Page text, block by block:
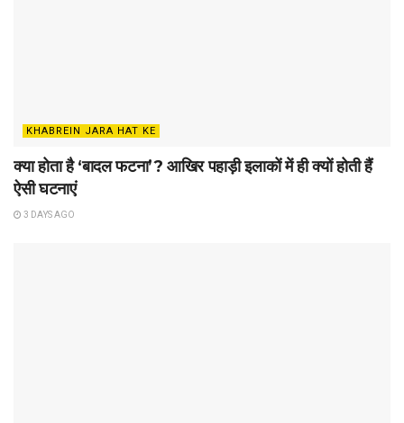
KHABREIN JARA HAT KE
क्या होता है ‘बादल फटना’? आखिर पहाड़ी इलाकों में ही क्यों होती हैं
ऐसी घटनाएं
3 DAYS AGO